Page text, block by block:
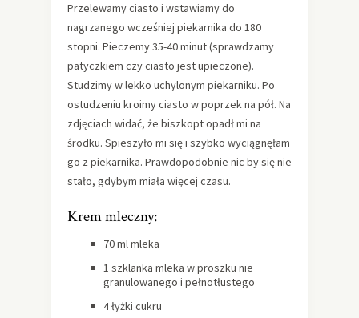
Przelewamy ciasto i wstawiamy do
nagrzanego wcześniej piekarnika do 180
stopni. Pieczemy 35-40 minut (sprawdzamy
patyczkiem czy ciasto jest upieczone).
Studzimy w lekko uchylonym piekarniku. Po
ostudzeniu kroimy ciasto w poprzek na pół. Na
zdjęciach widać, że biszkopt opadł mi na
środku. Spieszyło mi się i szybko wyciągnęłam
go z piekarnika. Prawdopodobnie nic by się nie
stało, gdybym miała więcej czasu.
Krem mleczny:
70 ml mleka
1 szklanka mleka w proszku nie
granulowanego i pełnotłustego
4 łyżki cukru